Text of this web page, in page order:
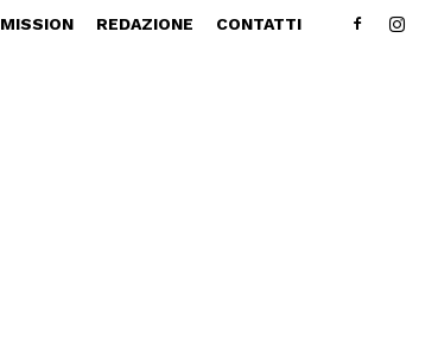
MISSION REDAZIONE CONTATTI